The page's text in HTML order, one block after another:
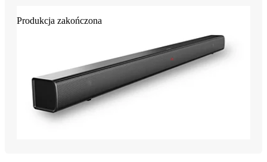
Produkcja zakończona